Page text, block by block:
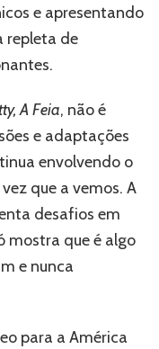
e apresentando
repleta de
A Feia, não é
e adaptações
envolvendo o
que a vemos. A
desafios em
mostra que é algo
e nunca
para a América